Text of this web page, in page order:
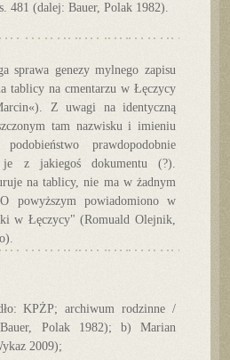
481 (dalej: Bauer, Polak 1982).
sprawa genezy mylnego zapisu
tablicy na cmentarzu w Łęczycy
Z uwagi na identyczną
tam nazwisku i imieniu
prawdopodobnie
je z jakiegoś dokumentu (?).
na tablicy, nie ma w żadnym
powyższym powiadomiono w
w Łęczycy" (Romuald Olejnik,
KPŻP; archiwum rodzinne /
Polak 1982); b) Marian
2009);